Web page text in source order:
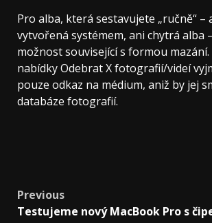
Pro alba, která sestavujete „ručně“ –
vytvořená systémem, ani chytrá alba
možnost související s formou mazání.
nabídky Odebrat X fotografií/videí
pouze odkaz na médium, aniž by jej
databáze fotografií.
Post
Previous
Testujeme nový MacBook Pro s